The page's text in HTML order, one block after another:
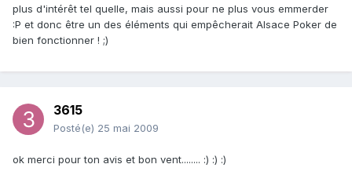
plus d'intérêt tel quelle, mais aussi pour ne plus vous emmerder
:P et donc être un des éléments qui empêcherait Alsace Poker de
bien fonctionner ! ;)
3615
Posté(e) 25 mai 2009
ok merci pour ton avis et bon vent........ :) :) :)